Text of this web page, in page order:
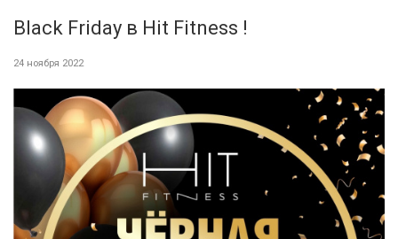
Black Friday в Hit Fitness !
24 ноября 2022